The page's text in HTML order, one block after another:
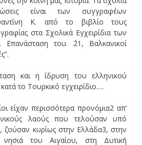
είναι των συγγραφέων
Κ. από το βιβλίο τους
στα Σχολικά Εγχειρίδια των
Επανάσταση του. ΄21, Βαλκανικοί
και η ίδρυση του ελληνικού
το Τουρκικό εγχειρίδιο….
είχαν περισσότερα προνόμια2 απ’
λαούς που τελούσαν υπό
ζούσαν κυρίως στην Ελλάδα3, στην
του Αιγαίου, στη Δυτική